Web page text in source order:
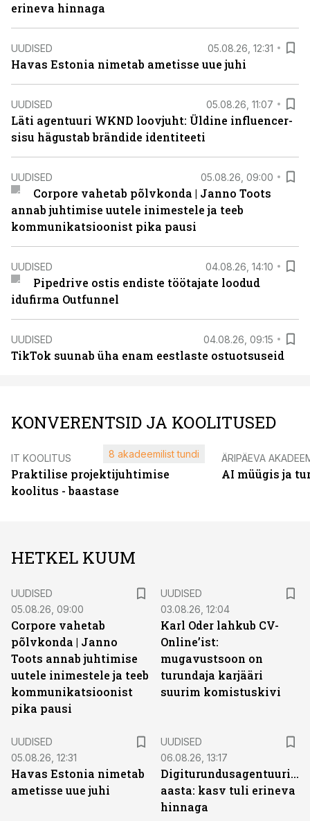
erineva hinnaga
UUDISED 05.08.26, 12:31
Havas Estonia nimetab ametisse uue juhi
UUDISED 05.08.26, 11:07
Läti agentuuri WKND loovjuht: Üldine influencer-
sisu hägustab brändide identiteeti
UUDISED 05.08.26, 09:00
Corpore vahetab põlvkonda | Janno Toots
annab juhtimise uutele inimestele ja teeb
kommunikatsioonist pika pausi
UUDISED 04.08.26, 14:10
Pipedrive ostis endiste töötajate loodud
idufirma Outfunnel
UUDISED 04.08.26, 09:15
TikTok suunab üha enam eestlaste ostuotsuseid
KONVERENTSID JA KOOLITUSED
IT KOOLITUS
Praktilise projektijuhtimise
koolitus - baastase
8 akadeemilist tundi ÄRIPÄEVA
AI müügis ja
HETKEL KUUM
UUDISED
05.08.26, 09:00
Corpore vahetab
põlvkonda | Janno
Toots annab juhtimise
uutele inimestele ja teeb
kommunikatsioonist
pika pausi
UUDISED
03.08.26, 12:04
Karl Oder lahkub CV-
Online’ist:
mugavustsoon on
turundaja karjääri
suurim komistuskivi
UUDISED
05.08.26, 12:31
Havas Estonia nimetab
ametisse uue juhi
UUDISED
06.08.26, 13:17
Digiturundusagentuuride
aasta: kasv tuli erineva
hinnaga